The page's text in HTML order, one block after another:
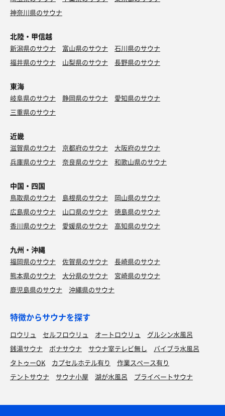
神奈川県のサウナ
北陸・甲信越
新潟県のサウナ 富山県のサウナ
石川県のサウナ
福井県のサウナ
山梨県のサウナ 長野県のサウナ
東海
岐阜県のサウナ 静岡県のサウナ
愛知県のサウナ
三重県のサウナ
近畿
滋賀県のサウナ 京都府のサウナ
大阪府のサウナ
兵庫県のサウナ
奈良県のサウナ 和歌山県のサウナ
中国・四国
鳥取県のサウナ 島根県のサウナ
岡山県のサウナ
広島県のサウナ
山口県のサウナ
徳島県のサウナ
香川県のサウナ
愛媛県のサウナ 高知県のサウナ
九州・沖縄
福岡県のサウナ 佐賀県のサウナ
長崎県のサウナ
熊本県のサウナ
大分県のサウナ
宮崎県のサウナ
鹿児島県のサウナ
沖縄県のサウナ
特徴からサウナを探す
ロウリュ セルフロウリュ オートロウリュ
グルシン水風呂
銭湯サウナ
ボナサウナ サウナ室テレビ無し
バイブラ水風呂
タトゥーOK
カプセルホテル有り
作業スペース有り
テントサウナ
サウナ小屋 湖が水風呂 プライベートサウナ